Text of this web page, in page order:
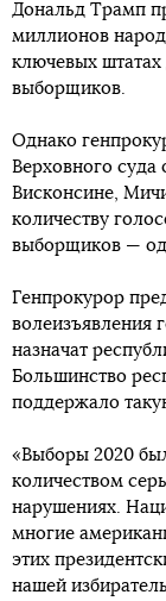
Дональд Трамп
миллионов
ключевых штатах
выборщиков.
Однако
Верховного суда
Висконсине,
количеству
выборщиков —
Генпрокурор
волеизъявления
назначат
Большинство
поддержало
«Выборы 2020
количеством
нарушениях.
многие
этих
нашей